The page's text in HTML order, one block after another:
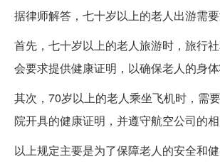
据律师解答，七十岁以上的老人出游需
首先，七十岁以上的老人旅游时，旅行
会要求提供健康证明，以确保老人的身体
其次，70岁以上的老人乘坐飞机时，需
院开具的健康证明，并遵守航空公司的相
以上规定主要是为了保障老人的安全和